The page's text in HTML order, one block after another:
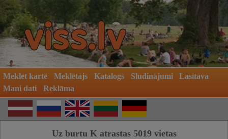
Meklēt kartē Meklētājs Katalogs Sludinājumi
Lasītava
Mani dati
Reklāma
Uz burtu K atrastas 5019 vietas